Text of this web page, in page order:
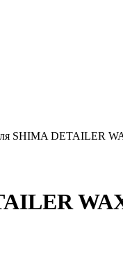
SHIMA DETAILER